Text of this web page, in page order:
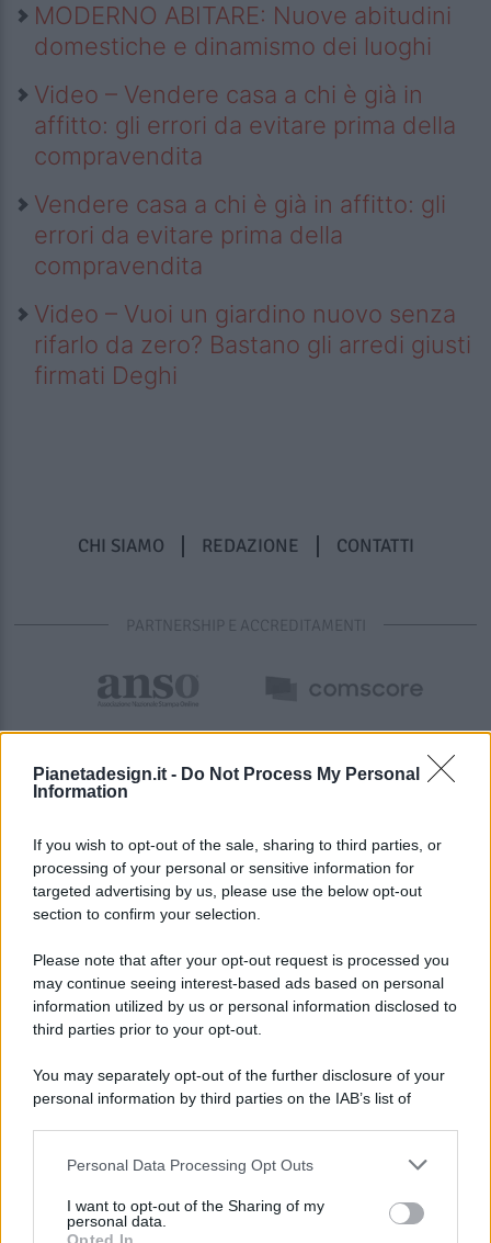
Pianetadesign.it - Do Not Process My Personal
Information
If you wish to opt-out of the sale, sharing to third parties, or
processing of your personal or sensitive information for
targeted advertising by us, please use the below opt-out
section to confirm your selection.
Please note that after your opt-out request is processed you
may continue seeing interest-based ads based on personal
information utilized by us or personal information disclosed to
third parties prior to your opt-out.
You may separately opt-out of the further disclosure of your
personal information by third parties on the IAB’s list of
This information may also be disclosed by us to third parties
disclose it to other third parties.
Personal Data Processing Opt Outs
I want to opt-out of the Sharing of my
personal data.
MODERNO ABITARE: Nuove abitudini
domestiche e dinamismo dei luoghi
Video – Vendere casa a chi è già in
affitto: gli errori da evitare prima della
compravendita
Vendere casa a chi è già in affitto: gli
errori da evitare prima della
compravendita
Video – Vuoi un giardino nuovo senza
rifarlo da zero? Bastano gli arredi giusti
firmati Deghi
CHI SIAMO REDAZIONE CONTATTI
PARTNERSHIP E ACCREDITAMENTI
© 2026 - Pianeta Design - P.IVA 04827280654 - Testata
Registrata Al Tribunale Di Nocera Inferiore N. 8/2020 - RG N.
ISCRIZIONE AL ROC N. 35792 – ISCRITTA ALL’ANSO
(ASSOCIAZIONE NAZIONALE STAMPA ONLINE)
PREFERENZE PRIVACY